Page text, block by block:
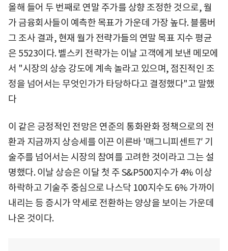
올해 들어 두 번째로 연말 주가를 상향 조정한 것으로, 월
가 금융회사들이 예측한 목표가 가운데 가장 높다. 블룸버
그 조사 결과, 현재 월가 전략가들의 연말 목표 지수 평균
은 5523이다. 벨스키 전략가는 이날 고객에게 보낸 메모에
서 "시장의 상승 강도에 계속 놀라고 있으며, 점진적인 조
정을 넘어서는 무엇인가가 타당하다고 결정했다"고 말했
다
이 같은 긍정적인 전망은 연준의 통화완화 정책으로의 전
환과 지금까지 상승세를 이끈 이른바 '매그니피센트7′ 기
술주를 넘어서는 시장의 참여를 고려한 것이라고 그는 설
명했다. 이날 상승은 이달 첫 주 S&P500지수가 4% 이상
하락하고 기술주 중심으로 나스닥 100지수도 6% 가까이
내리는 등 증시가 약세로 전환하는 양상을 보이는 가운데
나온 것이다.